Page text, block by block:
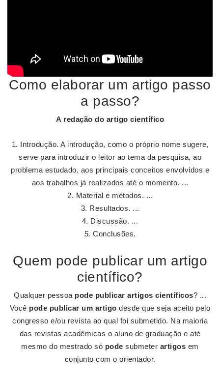
Como elaborar um artigo passo
a passo?
A redação do artigo científico
Introdução. A introdução, como o próprio nome sugere,
serve para introduzir o leitor ao tema da pesquisa, ao
problema estudado, aos principais conceitos envolvidos e
aos trabalhos já realizados até o momento. ...
Material e métodos. ...
Resultados. ...
Discussão. ...
Conclusões.
Quem pode publicar um artigo
científico?
Qualquer pessoa pode publicar artigos científicos? ...
Você pode publicar um artigo desde que seja aceito pelo
congresso e/ou revista ao qual foi submetido. Na maioria
das revistas acadêmicas o aluno de graduação e até
mesmo do mestrado só pode submeter artigos em
conjunto com o orientador.